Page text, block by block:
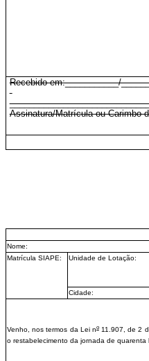
Recebido em:___________/
Assinatura/Matrícula ou Carimbo
Nome:
Matrícula SIAPE:
Unidade de Lotação:
Cidade:
Venho, nos termos da Lei no11.907, de 2
o restabelecimento da jornada de